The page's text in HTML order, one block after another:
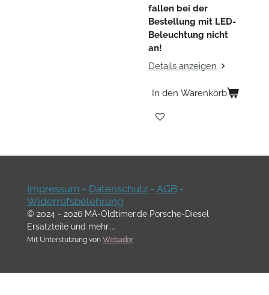
fallen bei der
Bestellung mit LED-
Beleuchtung nicht
an!
Details anzeigen
In den Warenkorb
Impressum - Datenschutz- AGB-
Widerrufsbelehrung
© 2024 - 2026 MA-Oldtimer.de Porsche-Diesel
Ersatzteile und mehr....
Mit Unterstützung von Webador